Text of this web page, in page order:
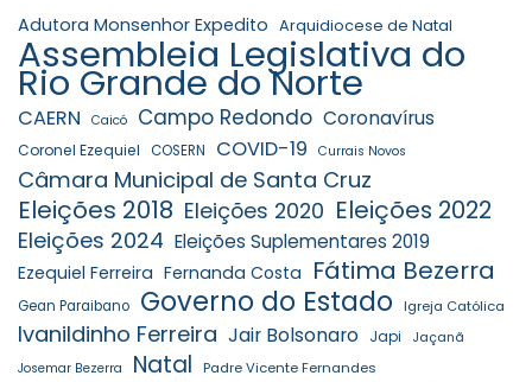
Adutora Monsenhor Expedito Arquidiocese de Natal
Assembleia Legislativa do
Rio Grande do Norte
CAERN Caicó Campo Redondo Coronavírus
Coronel Ezequiel COSERN COVID-19 Currais Novos
Câmara Municipal de Santa Cruz
Eleições 2018 Eleições 2020 Eleições 2022
Eleições 2024 Eleições Suplementares 2019
Ezequiel Ferreira Fernanda Costa Fátima Bezerra
Gean Paraibano Governo do Estado Igreja Católica
Ivanildinho Ferreira Jair Bolsonaro Japi Jaçanã
Josemar Bezerra Natal Padre Vicente Fernandes